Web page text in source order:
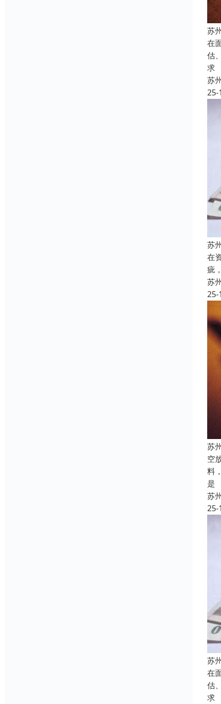
苏
在
估
求
苏
25-
苏
在
疵
苏
25-
苏
空
料
是
苏
25-
苏
在
估
求